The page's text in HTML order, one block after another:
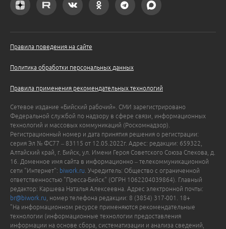
Правила поведения на сайте
Политика обработки персональных данных
Правила применения рекомендательных технологий
Сетевое издание «Бийский рабочий». СМИ зарегистрировано
Федеральной службой по надзору в сфере связи, информационных
технологий и массовых коммуникаций (Роскомнадзор).
Регистрационный номер и дата принятия решения о регистрации:
серия Эл № ФС77 – 83115 от 12.05.2022г. Адрес: редакции: 659322,
Алтайский край, г. Бийск, ул. Имени Героя Советского Союза Спекова, д.
16. Доменное имя сайта в информационно – телекоммуникационной
сети "Интернет": biwork.ru . Учредитель: Общество с ограниченной
ответственностью "Пресса-Бийск" (ОГРН 1062204039864). Главный
редактор: Каршева Наталья Алексеевна. Адрес электронной почты:
br@biwork.ru , номер телефона редакции: 8 (3854) 317-001. 18+
"На информационном ресурсе применяются рекомендательные
технологии (информационные технологии предоставления
информации на основе сбора, систематизации и анализа сведений,